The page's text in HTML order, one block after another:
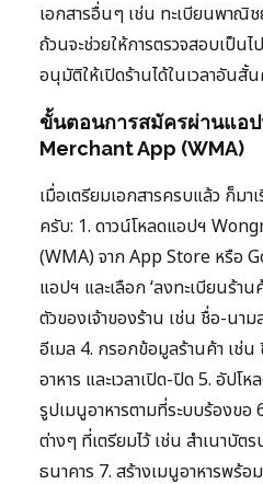
เอกสารอื่นๆ เช่น ทะเบียนพาณิ
ถ้วนจะช่วยให้การตรวจสอบเป็นไ
อนุมัติให้เปิดร้านได้ในเวลาอันสั้
ขั้นตอนการสมัครผ่านแอ
Merchant App (WMA)
เมื่อเตรียมเอกสารครบแล้ว ก็ม
ครับ: 1. ดาวน์โหลดแอปฯ
(WMA) จาก App Store หรือ
แอปฯ และเลือก ‘ลงทะเบียนร้า
ตัวของเจ้าของร้าน เช่น ชื่อ-นา
อีเมล 4. กรอกข้อมูลร้านค้า เช่น
อาหาร และเวลาเปิด-ปิด 5. อัปโ
รูปเมนูอาหารตามที่ระบบร้องขอ
ต่างๆ ที่เตรียมไว้ เช่น สำเนาบัต
ธนาคาร 7. สร้างเมนูอาหารพร้อ